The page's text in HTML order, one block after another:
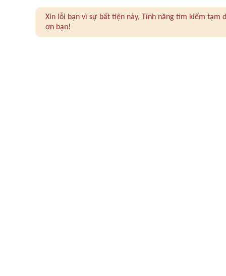
Xin lỗi bạn vì sự bất tiện này, Tính năng tìm kiếm
ơn bạn!